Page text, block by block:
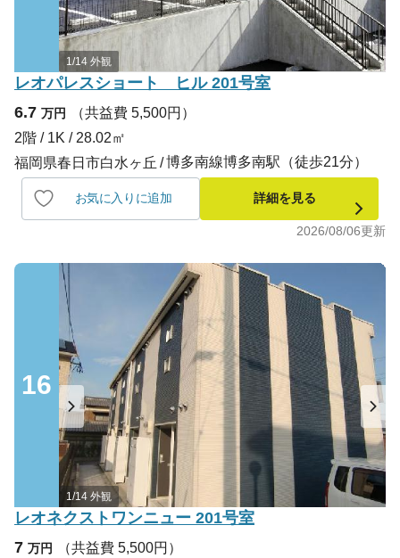
1/14 外観
レオパレスショート ヒル 201号室
6.7 万円
（共益費 5,500円）
2階 / 1K / 28.02㎡
福岡県春日市白水ヶ丘
博多南線博多南駅（徒歩21分）
お気に入りに追加 詳細を見る
2026/08/06更新
16
1/14 外観
レオネクストワンニュー 201号室
7 万円
（共益費 5,500円）